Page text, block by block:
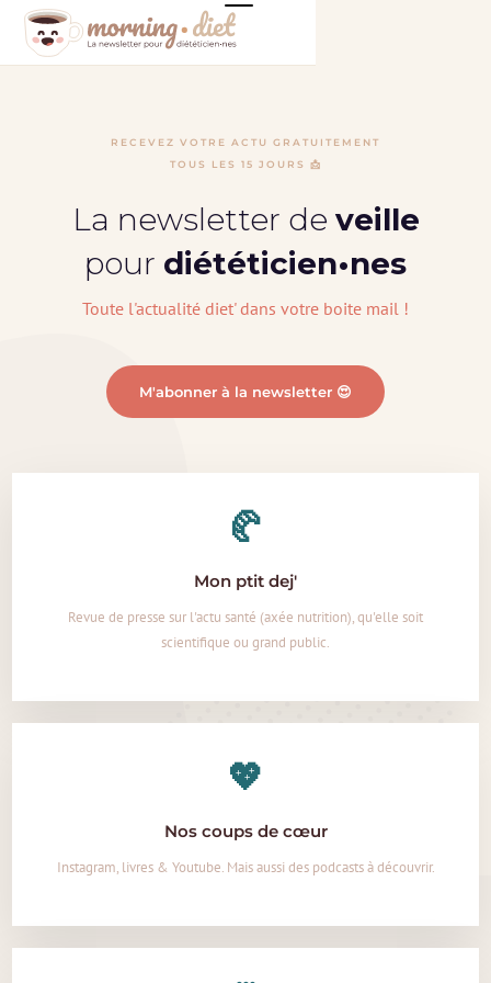
RECEVEZ VOTRE ACTU GRATUITEMENT
TOUS LES 15 JOURS 📩
La newsletter de veille
pour diététicien•nes
Toute l'actualité diet' dans votre boite mail !
M'abonner à la newsletter 😍
🥐
Mon ptit dej'
Revue de presse sur l'actu santé (axée nutrition), qu'elle soit
scientifique ou grand public.
💖
Nos coups de cœur
Instagram, livres & Youtube. Mais aussi des podcasts à découvrir.